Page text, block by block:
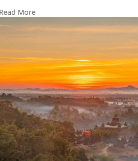
ပသောမာရက်-U TOWN
ြန်မာနိုင်ငံ ရခိုင်ပြည်နယ်မြောက်ပိုင်းရှိ
င်ရာ အရေးပါသော မြို့တစ်မြို့ဖြစ်သည်
ေသခွဲတစ်ခုဖြစ်သည့် မြောက်ဦးမြို့န
ြစ်သည်။ ၁၄၃၀ မှ ၁၇၈၅ ခုနှစ်အထိ မြေ
ြို့တော်ဖြစ်ခဲ့ပြီး အရေးအပါဆုံးနှင့် အ
ြစ်သည်။
More